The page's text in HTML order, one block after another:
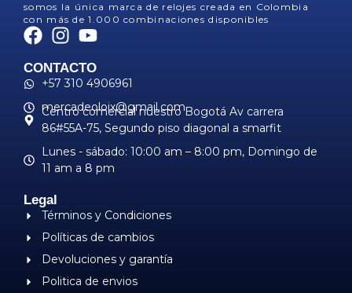
somos la única marca de relojes creada en Colombia
con más de 1.000 combinaciones disponibles
CONTACTO
+57 310 4906961
mercadeoloix@gmail.com
Centro comercial nuestro Bogotá Av carrera
86#55A-75, Segundo piso diagonal a smarfit
Lunes - sábado: 10:00 am – 8:00 pm, ​Domingo de
11 am a 8 pm
Legal
Términos y Condiciones
Políticas de cambios
Devoluciones y garantía
Politica de envios